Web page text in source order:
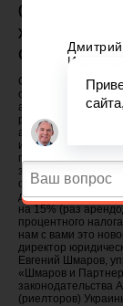
05.10.2010
жилья и чем
остальным.
Совсем немного
основательно
аренде жилья. А
регистрации права
аренды.
изменений в Закон
прав на
законодательные
общественном
договоров аренды
на 15% (раз
процентного
нам с вами это
директор
Евгений Шмаров,
«Шмаров и
законодательства
(риелторов)